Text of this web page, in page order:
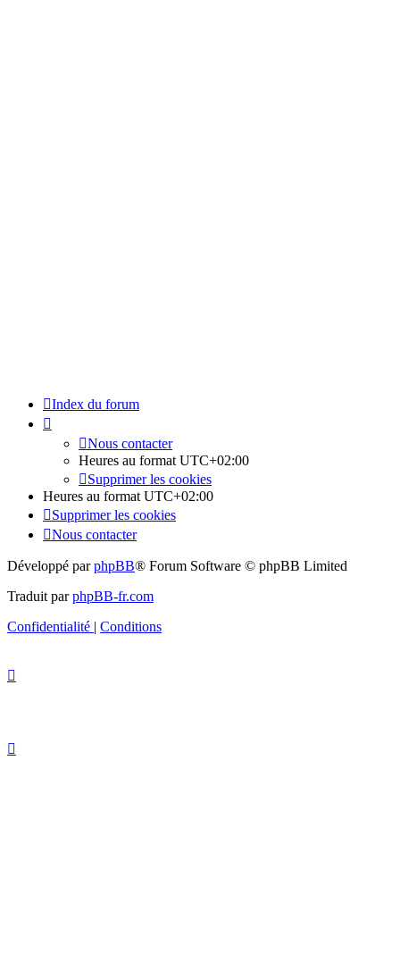
Index du forum
Nous contacter
Heures au format UTC+02:00
Supprimer les cookies
Heures au format UTC+02:00
Supprimer les cookies
Nous contacter
Développé parphpBB® Forum Software © phpBB Limited
Traduit parphpBB-fr.com
Confidentialité | Conditions